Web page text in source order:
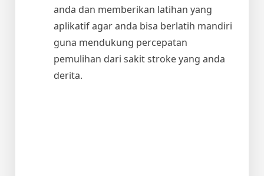
anda dan memberikan latihan yang
aplikatif agar anda bisa berlatih mandiri
guna mendukung percepatan
pemulihan dari sakit stroke yang anda
derita.